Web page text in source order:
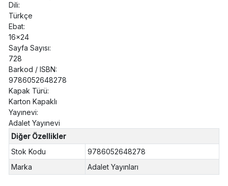
Dili:
Türkçe
Ebat:
16x24
Sayfa Sayısı:
728
Barkod / ISBN:
9786052648278
Kapak Türü:
Karton Kapaklı
Yayınevi:
Adalet Yayınevi
Diğer Özellikler
Stok Kodu
9786052648278
Marka
Adalet Yayınları